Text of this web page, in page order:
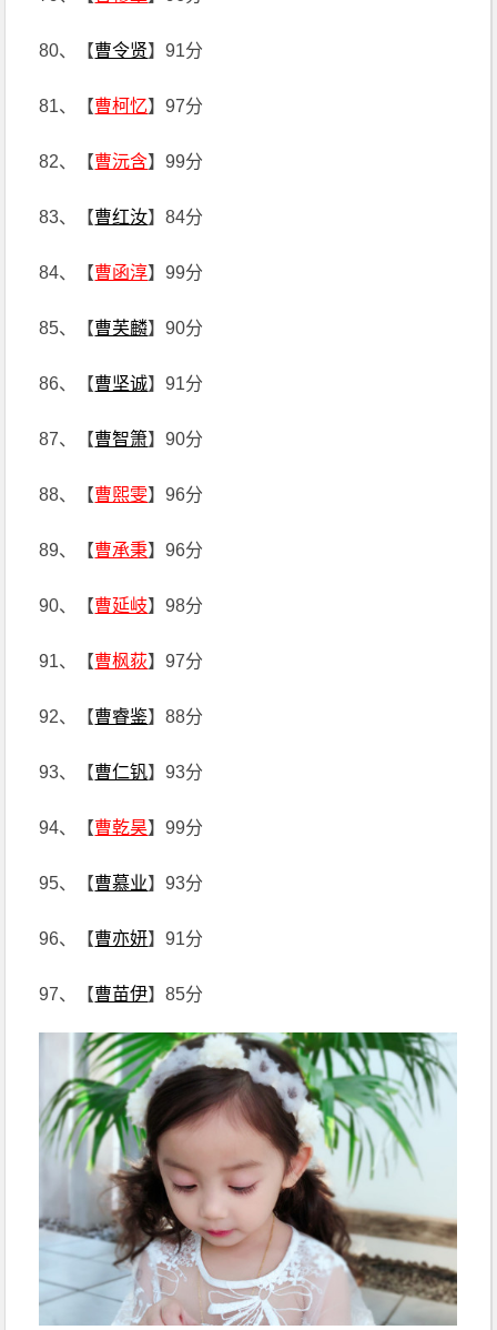
80、【曹令贤】91分
81、【曹柯忆】97分
82、【曹沅含】99分
83、【曹红汝】84分
84、【曹函淳】99分
85、【曹芙麟】90分
86、【曹坚诚】91分
87、【曹智箫】90分
88、【曹煕雯】96分
89、【曹承秉】96分
90、【曹延岐】98分
91、【曹枫荻】97分
92、【曹睿鉴】88分
93、【曹仁钒】93分
94、【曹乾昊】99分
95、【曹慕业】93分
96、【曹亦妍】91分
97、【曹苗伊】85分